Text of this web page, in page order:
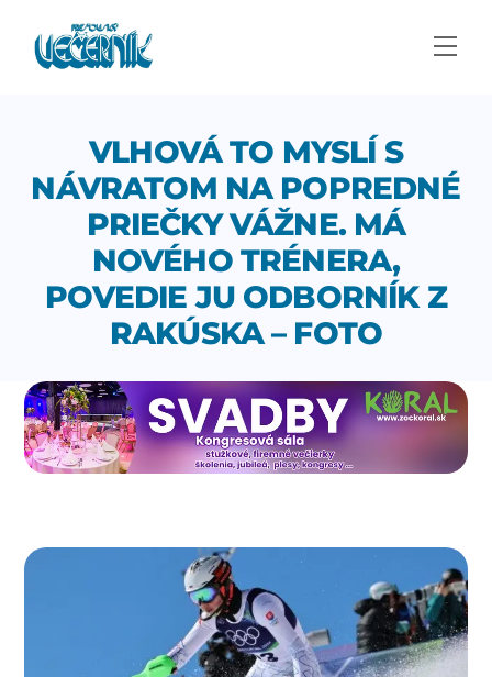
content
VLHOVÁ TO MYSLÍ S
NÁVRATOM NA POPREDNÉ
PRIEČKY VÁŽNE. MÁ
NOVÉHO TRÉNERA,
POVEDIE JU ODBORNÍK Z
RAKÚSKA – FOTO